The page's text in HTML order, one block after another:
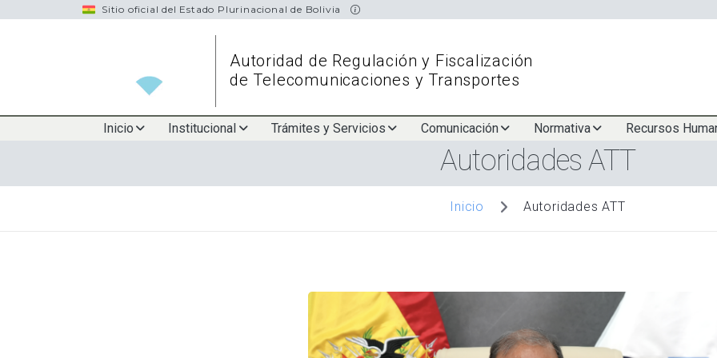
Sitio oficial del Estado Plurinacional de Bolivia
Autoridad de Regulación y Fiscalización
de Telecomunicaciones y Transportes
navigation
Inicio Institucional Trámites y Servicios Comunicación Normativa Recursos
navigation
Autoridades ATT
Inicio Autoridades ATT